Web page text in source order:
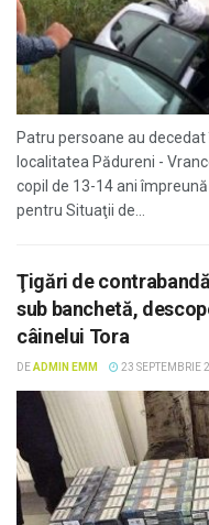
Patru persoane au
localitatea Pădureni -
copil de 13-14 ani
pentru Situaţii de...
Ţigări de
sub banchetă,
câinelui Tora
DEADMIN EMM 23 SEPTEMBRIE